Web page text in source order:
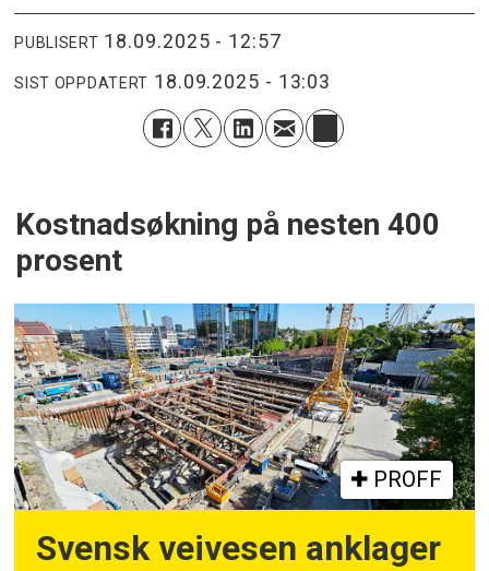
PUBLISERT 18.09.2025 - 12:57
SIST OPPDATERT 18.09.2025 - 13:03
Kostnadsøkning på nesten 400
prosent
PROFF
Svensk veivesen anklager